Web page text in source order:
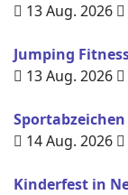
13 Aug. 2026
Jumping
13 Aug. 2026
Sportabzeichen
14 Aug. 2026
Kinderfest in